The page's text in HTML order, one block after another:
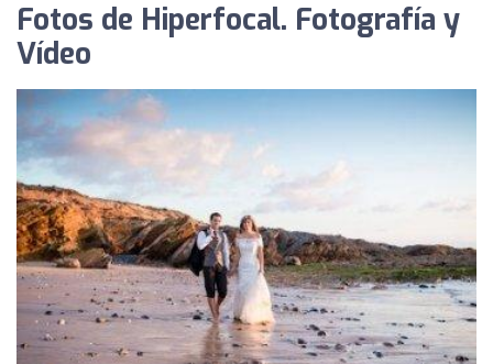
Fotos de Hiperfocal. Fotografía y
Vídeo